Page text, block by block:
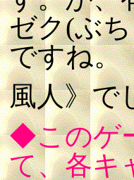
ゼク(ぶ
ですね。
風人》で
◆このゲ
て、各キ